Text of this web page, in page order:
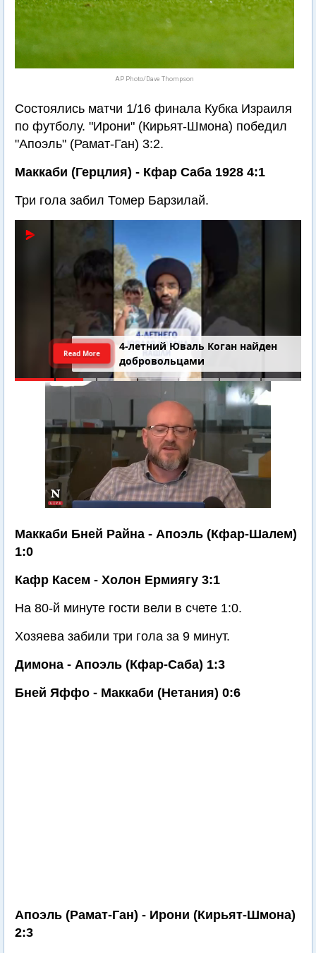
AP Photo/Dave Thompson
Состоялись матчи 1/16 финала Кубка Израиля
по футболу. "Ирони" (Кирьят-Шмона) победил
"Апоэль" (Рамат-Ган) 3:2.
Маккаби (Герцлия) - Кфар Саба 1928 4:1
Три гола забил Томер Барзилай.
4-летний Юваль Коган найден
добровольцами
Read More
Маккаби Бней Райна - Апоэль (Кфар-Шалем)
1:0
Кафр Касем - Холон Ермиягу 3:1
На 80-й минуте гости вели в счете 1:0.
Хозяева забили три гола за 9 минут.
Димона - Апоэль (Кфар-Саба) 1:3
Бней Яффо - Маккаби (Нетания) 0:6
Апоэль (Рамат-Ган) - Ирони (Кирьят-Шмона)
2:3